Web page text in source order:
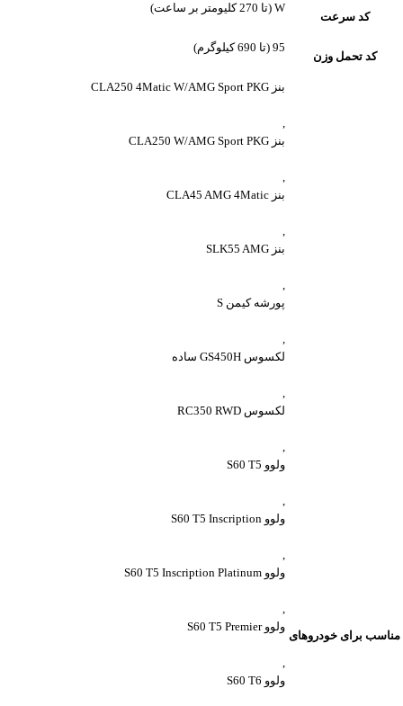
کد سرعت
W (تا 270 کلیومتر بر ساعت)
کد تحمل وزن
95 (تا 690 کیلوگرم)
مناسب برای خودروهای
بنز CLA250 4Matic W/AMG Sport PKG
,
بنز CLA250 W/AMG Sport PKG
,
بنز CLA45 AMG 4Matic
,
بنز SLK55 AMG
,
پورشه کیمن S
,
لکسوس GS450H ساده
,
لکسوس RC350 RWD
,
ولوو S60 T5
,
ولوو S60 T5 Inscription
,
ولوو S60 T5 Inscription Platinum
,
ولوو S60 T5 Premier
,
ولوو S60 T6